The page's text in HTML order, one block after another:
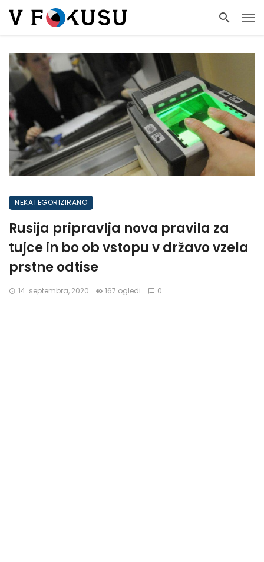
NEKATEGORIZIRANO
Rusija pripravlja nova pravila za
tujce in bo ob vstopu v državo vzela
prstne odtise
14. septembra, 2020 167 ogledi 0